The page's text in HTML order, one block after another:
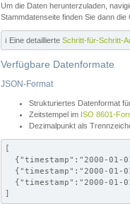
Um die Daten herunterzuladen,
Stammdatenseite finden Sie dann
ℹ️ Eine detaillierte Schritt-für-Schritt-
Verfügbare Datenformate
JSON-Format
Strukturiertes Datenformat
Zeitstempel im ISO 8601-
Dezimalpunkt als
[
{"timestamp":"2000-01-
{"timestamp":"2000-01-
{"timestamp":"2000-01-
]